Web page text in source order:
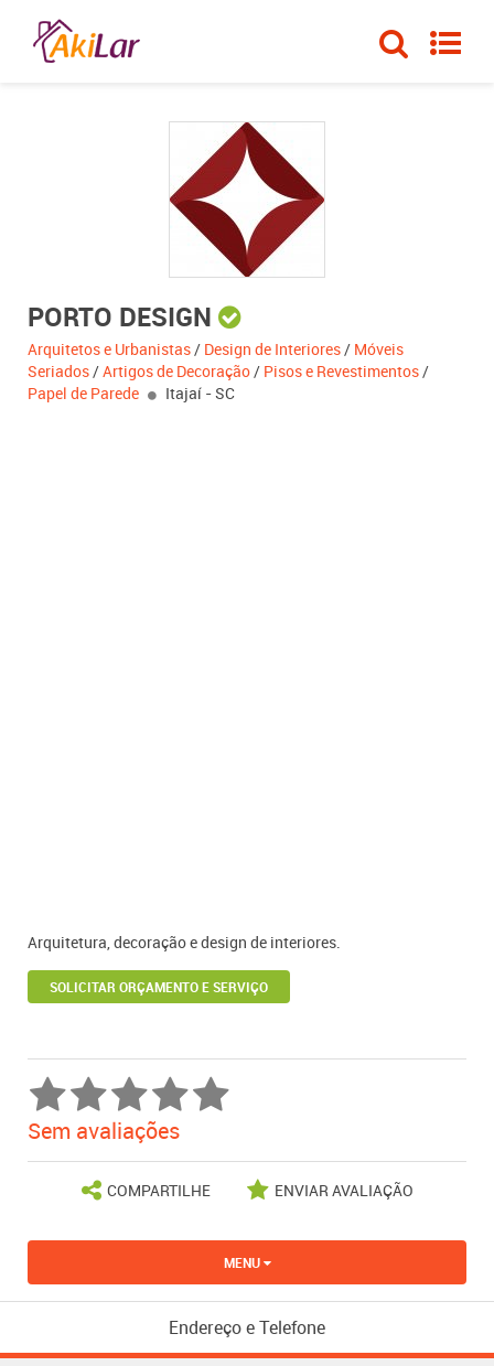
PORTO DESIGN
Arquitetos e Urbanistas/ Design de Interiores/ Móveis
Seriados/Artigos de Decoração/ Pisos e Revestimentos/
Papel de Parede
Itajaí - SC
Arquitetura, decoração e design de interiores.
SOLICITAR ORÇAMENTO E SERVIÇO
Sem avaliações
COMPARTILHE ENVIAR AVALIAÇÃO
MENU
Endereço e Telefone